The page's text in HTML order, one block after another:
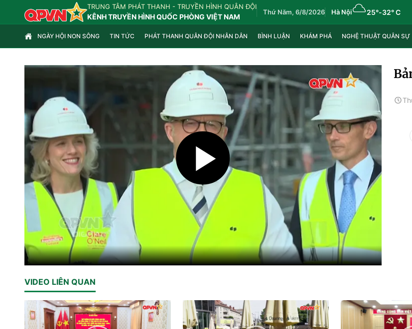
TRUNG TÂM PHÁT THANH - TRUYỀN HÌNH QUÂN ĐỘI
KÊNH TRUYỀN HÌNH QUỐC PHÒNG VIỆT NAM
Thứ Năm, 6/8/2026 Hà Nội 25°-32° C
NGÀY HỘI NON SÔNG TIN TỨC PHÁT THANH QUÂN ĐỘI NHÂN DÂN BÌNH LUẬN KHÁM PHÁ NGHỆ THUẬT QUÂN SỰ
VIDEO LIÊN QUAN